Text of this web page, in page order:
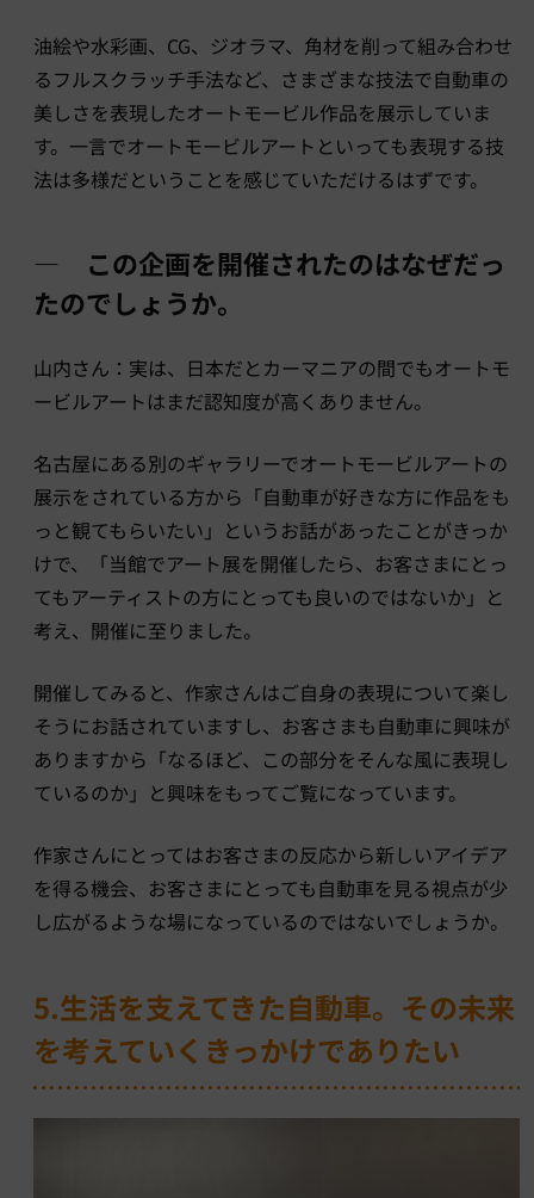
油絵や水彩画、CG、ジオラマ、角材を削って組み合わせ
るフルスクラッチ手法など、さまざまな技法で自動車の
美しさを表現したオートモービル作品を展示していま
す。一言でオートモービルアートといっても表現する技
法は多様だということを感じていただけるはずです。
― この企画を開催されたのはなぜだっ
たのでしょうか。
山内さん：実は、日本だとカーマニアの間でもオートモ
ービルアートはまだ認知度が高くありません。
名古屋にある別のギャラリーでオートモービルアートの
展示をされている方から「自動車が好きな方に作品をも
っと観てもらいたい」というお話があったことがきっか
けで、「当館でアート展を開催したら、お客さまにとっ
てもアーティストの方にとっても良いのではないか」と
考え、開催に至りました。
開催してみると、作家さんはご自身の表現について楽し
そうにお話されていますし、お客さまも自動車に興味が
ありますから「なるほど、この部分をそんな風に表現し
ているのか」と興味をもってご覧になっています。
作家さんにとってはお客さまの反応から新しいアイデア
を得る機会、お客さまにとっても自動車を見る視点が少
し広がるような場になっているのではないでしょうか。
5.生活を支えてきた自動車。その未来
を考えていくきっかけでありたい